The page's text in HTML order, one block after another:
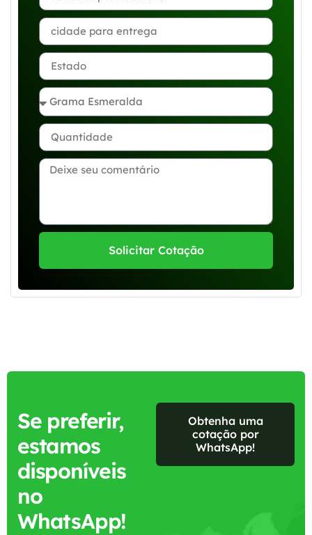
Solicitar Cotação
Se preferir,
estamos
disponíveis
no
WhatsApp!
Obtenha uma
cotação por
WhatsApp!